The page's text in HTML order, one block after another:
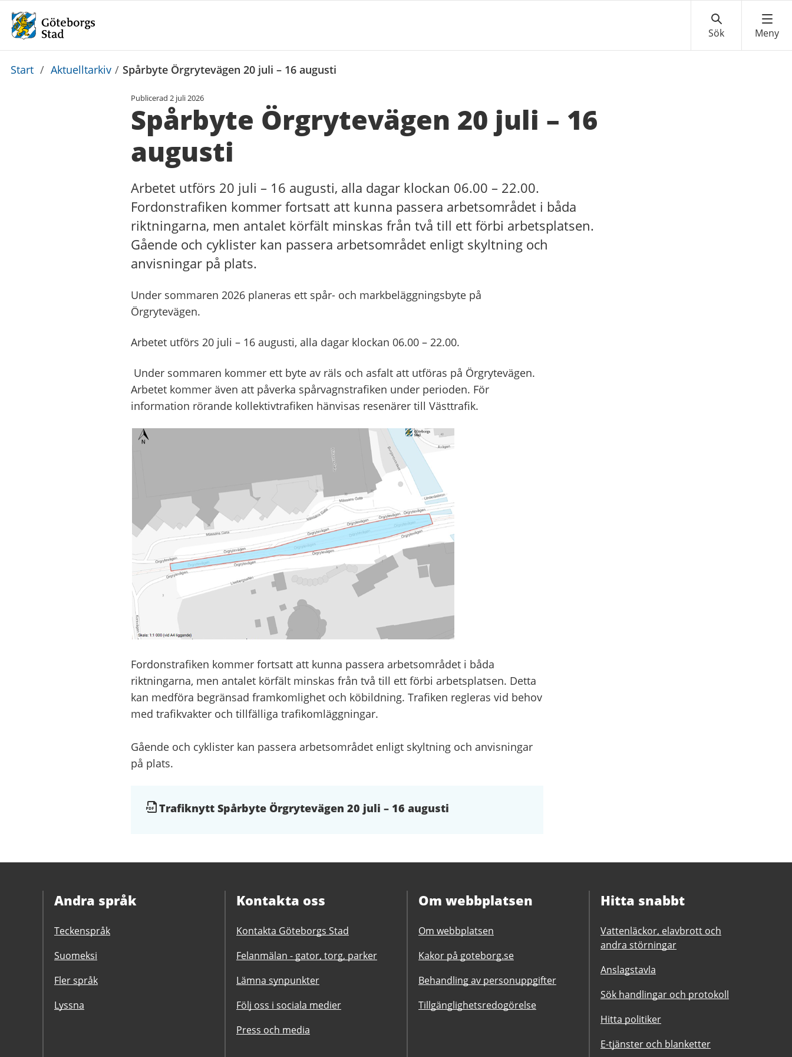
Du
Start / Aktuelltarkiv / Spårbyte Örgrytevägen 20 juli – 16 augusti
Publicerad 2 juli 2026
Spårbyte Örgrytevägen 20 juli – 16
augusti
Arbetet utförs 20 juli – 16 augusti, alla dagar klockan 06.00 – 22.00.
Fordonstrafiken kommer fortsatt att kunna passera arbetsområdet i båda
riktningarna, men antalet körfält minskas från två till ett förbi arbetsplatsen.
Gående och cyklister kan passera arbetsområdet enligt skyltning och
anvisningar på plats.
Under sommaren 2026 planeras ett spår- och markbeläggningsbyte på
Örgrytevägen.
Arbetet utförs 20 juli – 16 augusti, alla dagar klockan 06.00 – 22.00.
Under sommaren kommer ett byte av räls och asfalt att utföras på Örgrytevägen.
Arbetet kommer även att påverka spårvagnstrafiken under perioden. För
information rörande kollektivtrafiken hänvisas resenärer till Västtrafik.
Fordonstrafiken kommer fortsatt att kunna passera arbetsområdet i båda
riktningarna, men antalet körfält minskas från två till ett förbi arbetsplatsen. Detta
kan medföra begränsad framkomlighet och köbildning. Trafiken regleras vid behov
med trafikvakter och tillfälliga trafikomläggningar.
Gående och cyklister kan passera arbetsområdet enligt skyltning och anvisningar
på plats.
Dokument
Trafiknytt Spårbyte Örgrytevägen 20 juli – 16 augusti
Andra språk
Teckenspråk
Suomeksi
Fler språk
Lyssna
Kontakta oss
Kontakta Göteborgs Stad
Felanmälan - gator, torg, parker
Lämna synpunkter
Följ oss i sociala medier
Press och media
Om webbplatsen
Om webbplatsen
Kakor på goteborg.se
Behandling av personuppgifter
Tillgänglighetsredogörelse
Hitta snabbt
Vattenläckor, elavbrott och
andra störningar
Anslagstavla
Sök handlingar och protokoll
Hitta politiker
E-tjänster och blanketter